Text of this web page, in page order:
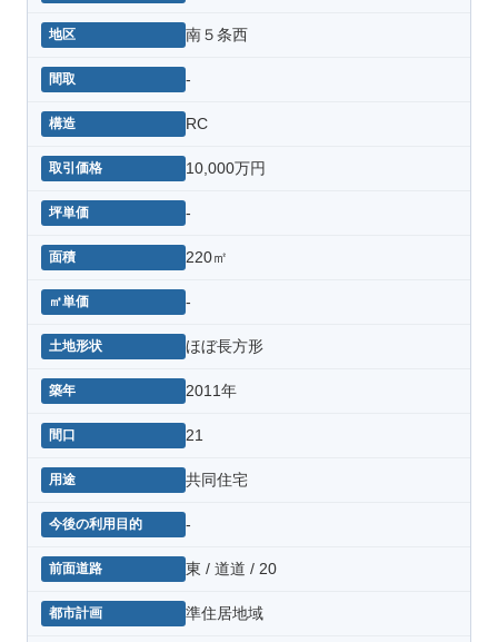
南５条西
-
RC
10,000万円
-
220㎡
-
ほぼ長方形
2011年
21
共同住宅
-
東 / 道道 / 20
準住居地域